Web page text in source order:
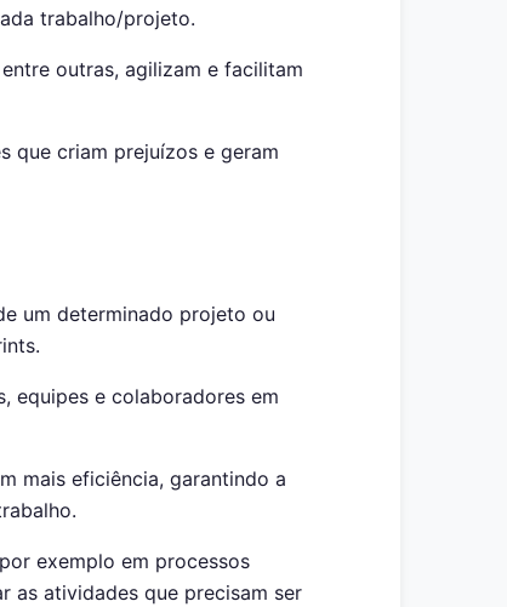
trabalho/projeto.
outras, agilizam e facilitam
que criam prejuízos e geram
um determinado projeto ou
equipes e colaboradores em
mais eficiência, garantindo a
exemplo em processos
as atividades que precisam ser